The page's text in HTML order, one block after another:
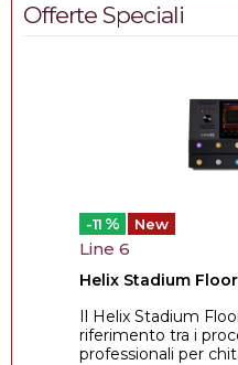
Offerte Speciali
-11 % New
Line 6
Helix Stadium
Il Helix Stadium
riferimento tra i
professionali per